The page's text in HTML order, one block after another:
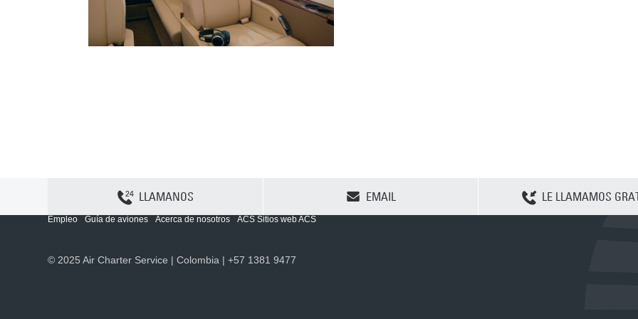
LLAMANOS EMAIL LE LLAMAMOS
Sitemap Política y privacidad
Empleo
Guía de aviones Acerca de nosotros ACS Sitios web ACS
© 2025 Air Charter Service | Colombia | +57 1381 9477